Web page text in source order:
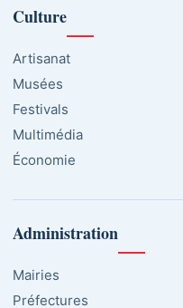
Culture
Artisanat
Musées
Festivals
Multimédia
Économie
Administration
Mairies
Préfectures